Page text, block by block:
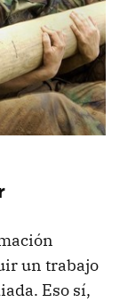
un trabajo
Eso sí,